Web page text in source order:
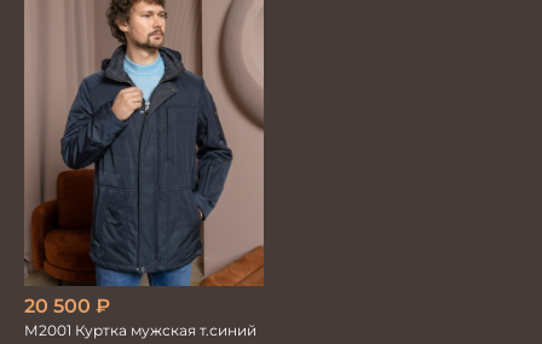
20 500 ₽
М2001 Куртка мужская т.синий